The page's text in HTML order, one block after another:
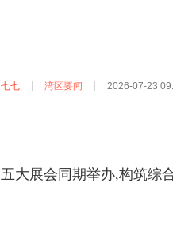
七七 湾区要闻 2026-07-23
五大展会同期举办,构筑综